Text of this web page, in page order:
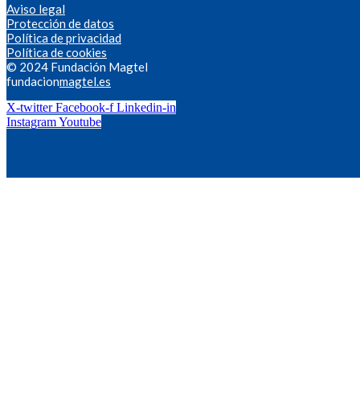
Aviso legal
Protección de datos
Política de privacidad
Política de cookies
© 2024 Fundación Magtel
fundacionmagtel.es
X-twitter Facebook-f Linkedin-in
InstagramYoutube